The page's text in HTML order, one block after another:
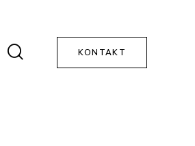
KONTAKT